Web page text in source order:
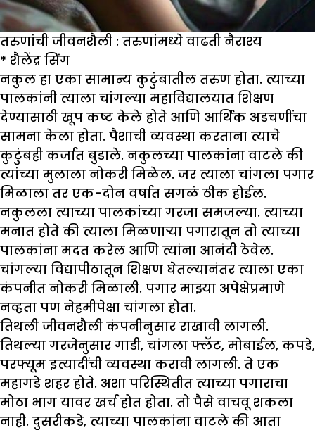
तरुणांची जीवनशैली : तरुणांमध्ये वाढती नैराश्य
* शैलेंद्र सिंग
नकुल हा एका सामान्य कुटुंबातील तरुण होता. त्याच्या
पालकांनी त्याला चांगल्या महाविद्यालयात शिक्षण
देण्यासाठी खूप कष्ट केले होते आणि आर्थिक अडचणींचा
सामना केला होता. पैशाची व्यवस्था करताना त्याचे
कुटुंबही कर्जात बुडाले. नकुलच्या पालकांना वाटले की
त्यांच्या मुलाला नोकरी मिळेल. जर त्याला चांगला पगार
मिळाला तर एक-दोन वर्षात सगळं ठीक होईल.
नकुलला त्याच्या पालकांच्या गरजा समजल्या. त्याच्या
मनात होते की त्याला मिळणाऱ्या पगारातून तो त्याच्या
पालकांना मदत करेल आणि त्यांना आनंदी ठेवेल.
चांगल्या विद्यापीठातून शिक्षण घेतल्यानंतर त्याला एका
कंपनीत नोकरी मिळाली. पगार माझ्या अपेक्षेप्रमाणे
नव्हता पण नेहमीपेक्षा चांगला होता.
तिथली जीवनशैली कंपनीनुसार राखावी लागली.
तिथल्या गरजेनुसार गाडी, चांगला फ्लॅट, मोबाईल, कपडे,
परफ्यूम इत्यादींची व्यवस्था करावी लागली. ते एक
महागडे शहर होते. अशा परिस्थितीत त्याच्या पगाराचा
मोठा भाग यावर खर्च होत होता. तो पैसे वाचवू शकला
नाही. दुसरीकडे, त्याच्या पालकांना वाटले की आता